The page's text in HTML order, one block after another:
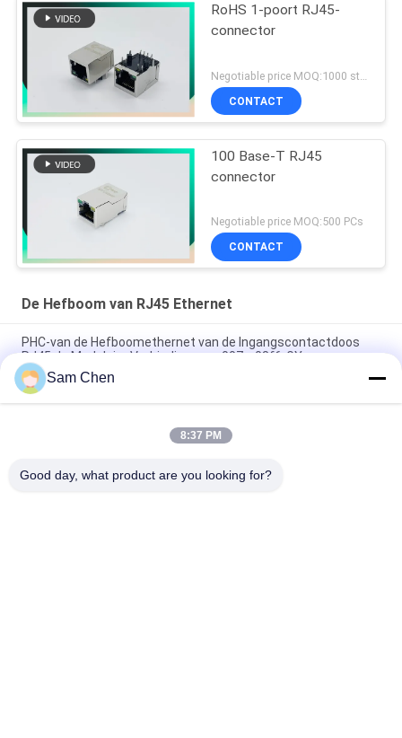
RoHS 1-poort RJ45-
connector
CONTACT
100 Base-T RJ45
connector
Negotiable price MOQ:500 PCs
CONTACT
De Hefboom van RJ45 Ethernet
PHC-van de Hefboomethernet van de Ingangscontactdoos
RJ45 de Modulaire Verbinding rms-007c-08f6-GY
Magnetische RJ45 Ethernet Jack RMA-392G-160F13-22 2 x 8
Haven PBT
RJ45-de Enige Haven van de Netwerkhaven 8P8C Netwerk van
Sam Chen
8:37 PM
Good day, what product are you looking for?